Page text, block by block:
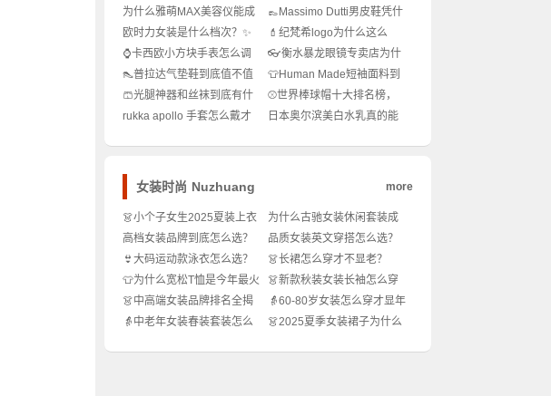
为什么雅萌MAX美容仪能成
贵妇抗老神器？💆‍♀️家用美容
仪真的有效吗？🔥
👞Massimo Dutti男皮鞋凭什
么圈粉高级感穿搭控？💼绅
士衣橱的灵魂单
欧时力女装是什么档次？✨
是轻奢还是快时尚？怎么穿
才显高级感？
💄纪梵希logo为什么这么
火？品牌标志设计全解析！
✨
⌚卡西欧小方块手表怎么调
时间？新手必看操作指南！
👓衡水暴龙眼镜专卖店为什
么这么火？👀潮流达人都在
抢！
👠普拉达气垫鞋到底值不值
得买？✨潮人脚下的高级感
秘密！
👕Human Made短袖面料到
底有什么玄机？潮人穿搭必
备知识！🔥
🩳光腿神器和丝袜到底有什
么区别？选错真的会翻车！
⚾世界棒球帽十大排名榜，
你戴对了吗？潮流穿搭必
rukka apollo 手套怎么戴才
日本奥尔滨美白水乳真的能
女装时尚 Nuzhuang more
👗小个子女生2025夏装上衣
怎么选？显高显瘦秘诀大公
开！✨
为什么古驰女装休闲套装成
了明星街拍新宠？✨通勤出
街怎么穿才够chic？💃
高档女装品牌到底怎么选？
榜单外的隐藏王者你知道
吗？
品质女装英文穿搭怎么选？
如何打造高质感轻奢风日常
look？
👙大码运动款泳衣怎么选？
显瘦又舒适的穿搭攻略！💦
👗长裙怎么穿才不显老？
2024年最火的长裙穿搭公
式！✨
👕为什么宽松T恤是今年最火
的穿搭神器？时髦精都在
穿！✨
👗新款秋装女装长袖怎么穿
才不撞款？穿搭灵感大公
开！✨
👗中高端女装品牌排名全揭
秘？这些国货新贵真的能打
👵60-80岁女装怎么穿才显年
轻？时髦奶奶穿搭秘诀！👗
👵中老年女装春装套装怎么
👗2025夏季女装裙子为什么